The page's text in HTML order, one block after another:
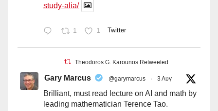
study-alia/
1 1 Twitter
Theodoros G. Karounos Retweeted
Gary Marcus @garymarcus · 3 Αυγ
Brilliant, must read lecture on AI and math by
leading mathematician Terence Tao.